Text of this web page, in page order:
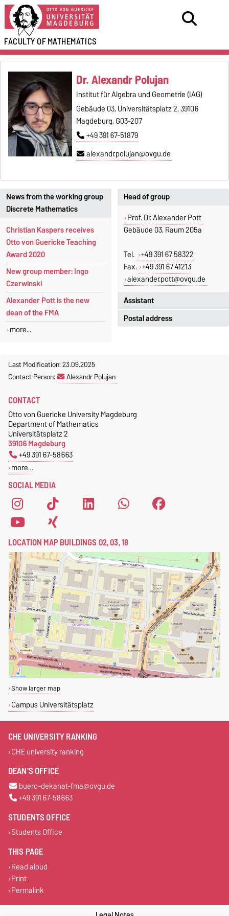
FACULTY OFMATHEMATICS
Dr. Alexandr Polujan
Institut für Algebra und Geometrie (IAG)
Gebäude 03, Universitätsplatz 2, 39106
Magdeburg, G03-207
+49 391 67-51879
alexandr.polujan@ovgu.de
News from the working group
Discrete Mathematics
Christian Kaspers receives
Otto von Guericke Teaching
Award 2020
New group member: Ingo
Czerwinski
Alexander Pott is the new
dean of the FMA
more...
Head of group
Prof. Dr. Alexander Pott
Gebäude 03, Raum 205a
Tel. +49 391 67 58322
Fax. +49 391 67 41213
alexander.pott@ovgu.de
Assistant
Jeannette Polte
Postal address
39016 Magdeburg
Last Modification: 23.09.2025
Contact Person:
Alexandr Polujan
SOCIAL MEDIA
CONTACT
Otto von Guericke University Magdeburg
Department of Mathematics
Universitätsplatz 2
39106 Magdeburg
+49 391 67-58663
more…
LOCATION MAP BUILDINGS 02, 03, 18
Show larger map
Campus Universitätsplatz
CHE UNIVERSITY RANKING
CHE university ranking
DEAN'S OFFICE
buero-dekanat-fma@ovgu.de
+49 391 67-58663
STUDENTS OFFICE
Students Office
THIS PAGE
Read aloud
Print
Permalink